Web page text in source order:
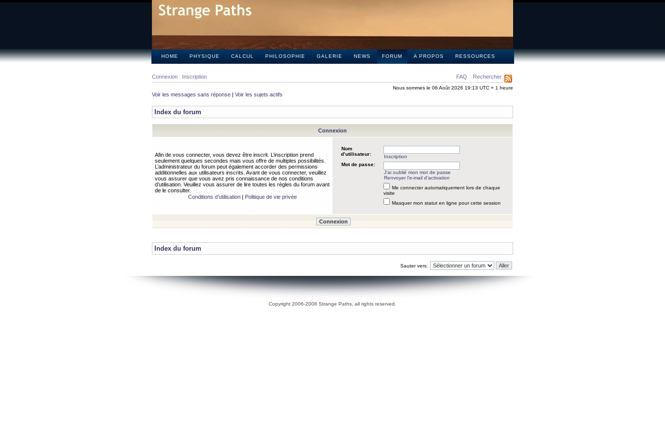
HOME PHYSIQUE CALCUL PHILOSOPHIE GALERIE NEWS FORUM A PROPOS RESSOURCES
FAQ Rechercher
Connexion Inscription
Nous sommes le 06 Août 2026 19:13 UTC + 1 heure
Voir les messages sans réponse | Voir les sujets actifs
Index du forum
Connexion
Afin de vous connecter, vous devez être inscrit. L’inscription prend
seulement quelques secondes mais vous offre de multiples possibilités.
L’administrateur du forum peut également accorder des permissions
additionnelles aux utilisateurs inscrits. Avant de vous connecter, veuillez
vous assurer que vous avez pris connaissance de nos conditions
d’utilisation. Veuillez vous assurer de lire toutes les règles du forum avant
de le consulter.
Conditions d’utilisation| Politique de vie privée
Nom
d’utilisateur:
Inscription
Mot de passe:
J’ai oublié mon mot de passe
Renvoyer l’e-mail d’activation
Me connecter automatiquement lors de chaque
visite
Masquer mon statut en ligne pour cette session
Index du forum
Sauter vers:
Copyright 2006-2008 Strange Paths, all rights reserved.